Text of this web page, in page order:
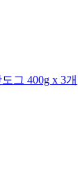
그 400g x 3개